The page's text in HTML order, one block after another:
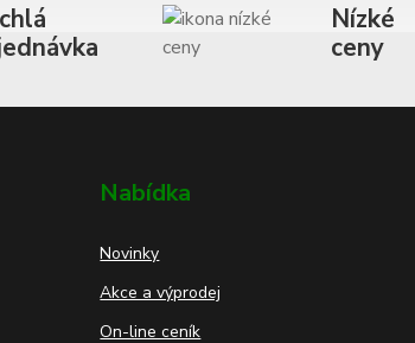
Nízké
ceny
Nabídka
Novinky
Akce a výprodej
On-line ceník